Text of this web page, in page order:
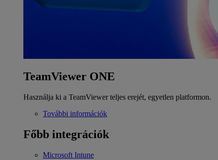
TeamViewer ONE
Használja ki a TeamViewer teljes erejét, egyetlen platformon.
További információk
Főbb integrációk
Microsoft Intune